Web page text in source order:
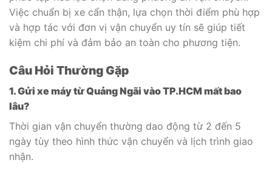
Việc chuẩn bị xe cẩn thận, lựa chọn thời điểm phù hợp
và hợp tác với đơn vị vận chuyển uy tín sẽ giúp tiết
kiệm chi phí và đảm bảo an toàn cho phương tiện.
Câu Hỏi Thường Gặp
1. Gửi xe máy từ Quảng Ngãi vào TP.HCM mất bao
lâu?
Thời gian vận chuyển thường dao động từ 2 đến 5
ngày tùy theo hình thức vận chuyển và lịch trình giao
nhận.